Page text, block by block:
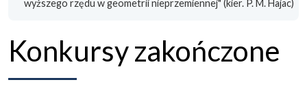
wyższego rzędu w geometrii nieprzemiennej" (kier. P. M. Hajac)
Konkursy zakończone